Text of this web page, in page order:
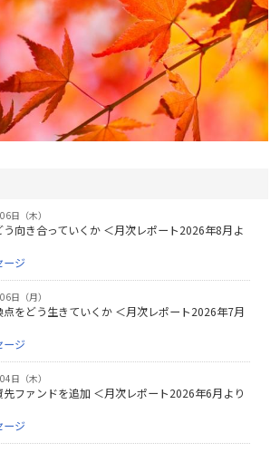
日（木）
う向き合っていくか ＜月次レポート2026年8月よ
ージ
日（月）
点をどう生きていくか ＜月次レポート2026年7月
ージ
日（木）
先ファンドを追加 ＜月次レポート2026年6月より
ージ